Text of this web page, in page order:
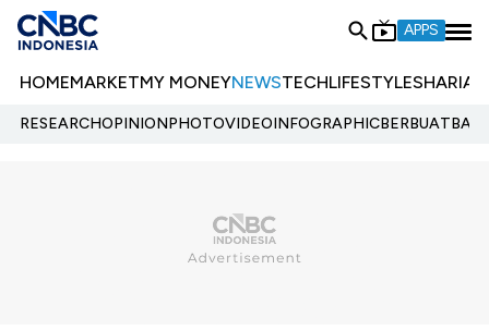
APPS
HOMEMARKETMY MONEYNEWSTECHLIFESTYLESHARIA
RESEARCHOPINIONPHOTOVIDEOINFOGRAPHIC